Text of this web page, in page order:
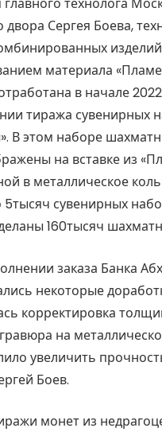
двора Сергея Боева,
материала
в начале
тиража сувенирных
В этом наборе
на вставке из
в металлическое
сувенирных
160тысяч
заказа Банка
некоторые
корректировка
на
увеличить
Боев.
монет из